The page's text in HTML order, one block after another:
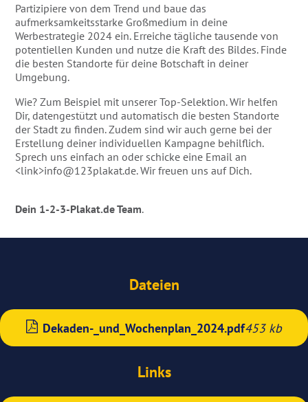
Partizipiere von dem Trend und baue das
aufmerksamkeitsstarke Großmedium in deine
Werbestrategie 2024 ein. Erreiche tägliche tausende von
potentiellen Kunden und nutze die Kraft des Bildes. Finde
die besten Standorte für deine Botschaft in deiner
Umgebung.
Wie? Zum Beispiel mit unserer Top-Selektion. Wir helfen
Dir, datengestützt und automatisch die besten Standorte
der Stadt zu finden. Zudem sind wir auch gerne bei der
Erstellung deiner individuellen Kampagne behilflich.
Sprech uns einfach an oder schicke eine Email an
<link>info@123plakat.de. Wir freuen uns auf Dich.
Dein 1-2-3-Plakat.de Team.
Dateien
Dekaden-_und_Wochenplan_2024.pdf453 kb
Links